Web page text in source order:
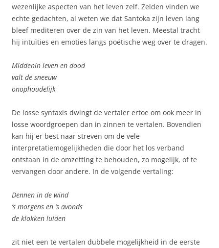
wezenlijke aspecten van het leven zelf. Zelden vinden we
echte gedachten, al weten we dat Santoka zijn leven lang
bleef mediteren over de zin van het leven. Meestal tracht
hij intuïties en emoties langs poëtische weg over te dragen.
Middenin leven en dood
valt de sneeuw
onophoudelijk
De losse syntaxis dwingt de vertaler ertoe om ook meer in
losse woordgroepen dan in zinnen te vertalen. Bovendien
kan hij er best naar streven om de vele
interpretatiemogelijkheden die door het los verband
ontstaan in de omzetting te behouden, zo mogelijk, of te
vervangen door andere. In de volgende vertaling:
Dennen in de wind
‘s morgens en ‘s avonds
de klokken luiden
zit niet een te vertalen dubbele mogelijkheid in de eerste